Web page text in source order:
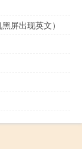
屏出现英文）